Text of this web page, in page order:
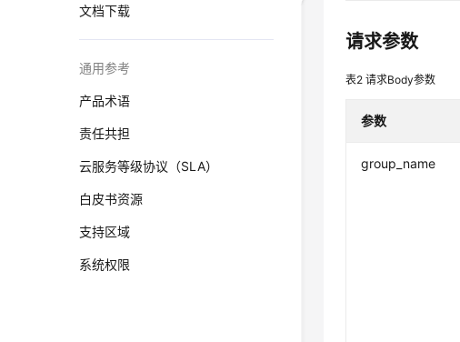
文档下载
通用参考
产品术语
责任共担
云服务等级协议（SLA）
白皮书资源
支持区域
系统权限
请求参数
表2请求Body参数
参数
group_name